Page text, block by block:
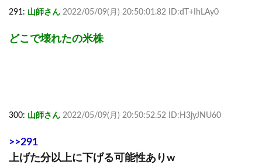
291: 山師さん 2022/05/09(月) 20:50:01.82 ID:dT+IhLAy0
どこで壊れたの米株
300: 山師さん 2022/05/09(月) 20:50:52.52 ID:H3jyJNU60
>>291
上げた分以上に下げる可能性ありw